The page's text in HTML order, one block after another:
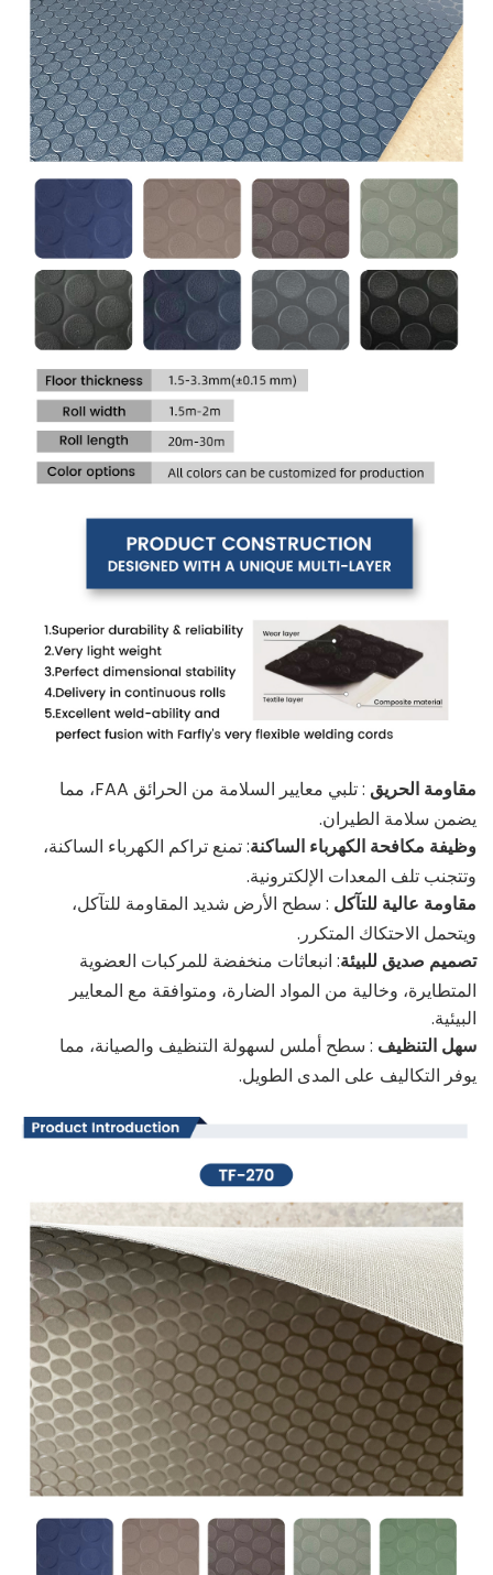
مقاومة الحريق : تلبي معايير السلامة من الحرائق FAA، مما
يضمن سلامة الطيران.
وظيفة مكافحة الكهرباء الساكنة: تمنع تراكم الكهرباء الساكنة،
وتتجنب تلف المعدات الإلكترونية.
مقاومة عالية للتآكل : سطح الأرض شديد المقاومة للتآكل،
ويتحمل الاحتكاك المتكرر.
تصميم صديق للبيئة: انبعاثات منخفضة للمركبات العضوية
المتطايرة، وخالية من المواد الضارة، ومتوافقة مع المعايير
البيئية.
سهل التنظيف : سطح أملس لسهولة التنظيف والصيانة، مما
يوفر التكاليف على المدى الطويل.